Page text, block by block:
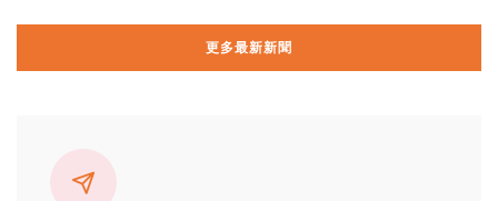
更多最新新聞